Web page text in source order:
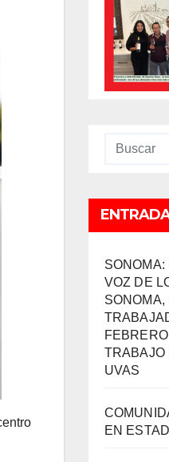
VOZ DE
SONOMA,
TRABAJO
UVAS
EN